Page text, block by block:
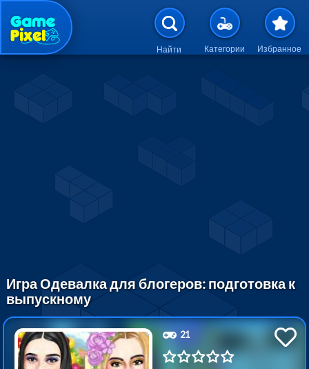
Перейти к основному
Найти Категории Избранное
Игра Одевалка для блогеров: подготовка к
выпускному
21